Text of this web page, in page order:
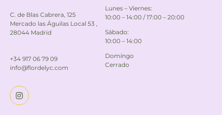
C. de Blas Cabrera, 125
Mercado las Águilas Local 53 ,
28044 Madrid
+34 917 06 79 09
info@flordelyc.com
Lunes – Viernes:
10:00 – 14:00 / 17:00 – 20:00
Sábado:
10:00 – 14:00
Domíngo
Cerrado